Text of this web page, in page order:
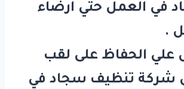
في العمل حتي ارضاء
.
علي الحفاظ على لقب
شركة تنظيف سجاد في